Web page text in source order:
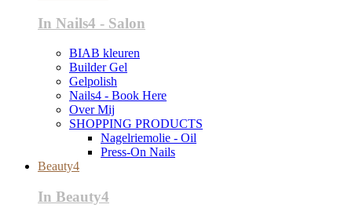
In Nails4 - Salon
BIAB kleuren
Builder Gel
Gelpolish
Nails4 - Book Here
Over Mij
SHOPPING PRODUCTS
Nagelriemolie - Oil
Press-On Nails
Beauty4
In Beauty4